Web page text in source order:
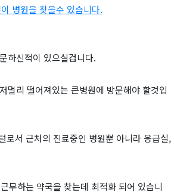
병원을 찾을수 있습니다.
하신적이 있으실겁니다.
멀리 떨어져있는 큰병원에 방문해야 할것입
로서 근처의 진료중인 병원뿐 아니라 응급실,
무하는 약국을 찾는데 최적화 되어 있습니